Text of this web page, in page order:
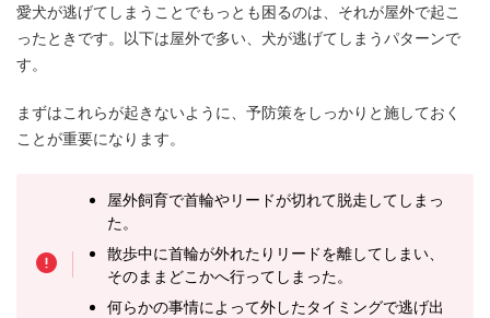
愛犬が逃げてしまうことでもっとも困るのは、それが屋外で起こ
ったときです。以下は屋外で多い、犬が逃げてしまうパターンで
す。
まずはこれらが起きないように、予防策をしっかりと施しておく
ことが重要になります。
屋外飼育で首輪やリードが切れて脱走してしまっ
た。
散歩中に首輪が外れたりリードを離してしまい、
そのままどこかへ行ってしまった。
何らかの事情によって外したタイミングで逃げ出